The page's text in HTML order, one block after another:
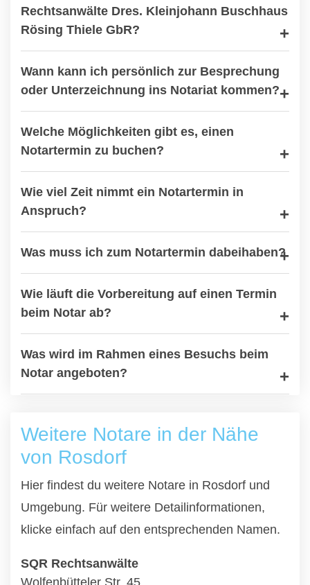
Rechtsanwälte Dres. Kleinjohann Buschhaus
Rösing Thiele GbR?
Wann kann ich persönlich zur Besprechung
oder Unterzeichnung ins Notariat kommen?
Welche Möglichkeiten gibt es, einen
Notartermin zu buchen?
Wie viel Zeit nimmt ein Notartermin in
Anspruch?
Was muss ich zum Notartermin dabeihaben?
Wie läuft die Vorbereitung auf einen Termin
beim Notar ab?
Was wird im Rahmen eines Besuchs beim
Notar angeboten?
Weitere Notare in der Nähe
von Rosdorf
Hier findest du weitere Notare in Rosdorf und
Umgebung. Für weitere Detailinformationen,
klicke einfach auf den entsprechenden Namen.
SQR Rechtsanwälte
Wolfenbütteler Str. 45